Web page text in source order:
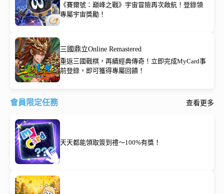
《賽爾號：巔峰之戰》宇宙冒險再次啟航！登錄領
專屬宇宙獎勵！
三國鼎立Online Remastered
重返三國戰棋，再續經典傳奇！立即完成MyCard事
前登錄，即可獲得專屬回饋！
會員限定任務 查看更多
天天都能領取簽到禮～100%有獎！